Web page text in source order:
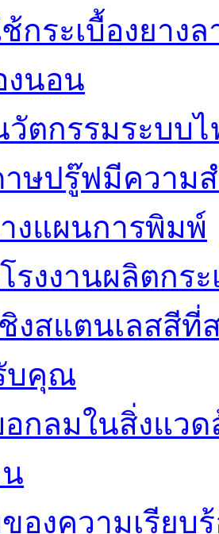
กระเบื้องยาง
งนอน
วัตกรรมระบบ
าษปรู๊ฟมีความ
งแผนการพิมพ์
โรงงานผลิตก
ชิงสแตนเลสสี
บคุณ
อกลมในสิ่งแว
องความเรีย